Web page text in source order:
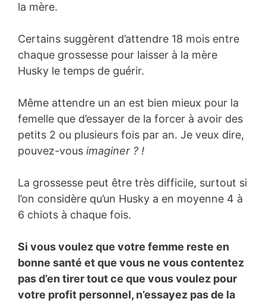
la mère.
Certains suggèrent d’attendre 18 mois entre
chaque grossesse pour laisser à la mère
Husky le temps de guérir.
Même attendre un an est bien mieux pour la
femelle que d’essayer de la forcer à avoir des
petits 2 ou plusieurs fois par an. Je veux dire,
pouvez-vous imaginer ? !
La grossesse peut être très difficile, surtout si
l’on considère qu’un Husky a en moyenne 4 à
6 chiots à chaque fois.
Si vous voulez que votre femme reste en
bonne santé et que vous ne vous contentez
pas d’en tirer tout ce que vous voulez pour
votre profit personnel, n’essayez pas de la